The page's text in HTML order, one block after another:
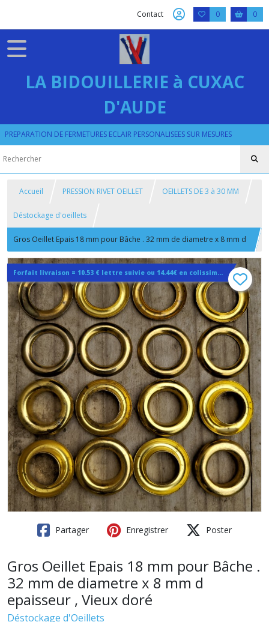
Contact 0 0
LA BIDOUILLERIE à CUXAC
D'AUDE
PREPARATION DE FERMETURES ECLAIR PERSONALISEES SUR MESURES
Accueil PRESSION RIVET OEILLET OEILLETS DE 3 à 30 MM
Déstockage d'oeillets
Gros Oeillet Epais 18 mm pour Bâche . 32 mm de diametre x 8 mm d
epaisseur , Vieux doré
Forfait livraison = 10.53 € lettre suivie ou 14.44€ en colissimo quelque soit la quantité
Partager Enregistrer Poster
Gros Oeillet Epais 18 mm pour Bâche .
32 mm de diametre x 8 mm d
epaisseur , Vieux doré
Déstockage d'Oeillets